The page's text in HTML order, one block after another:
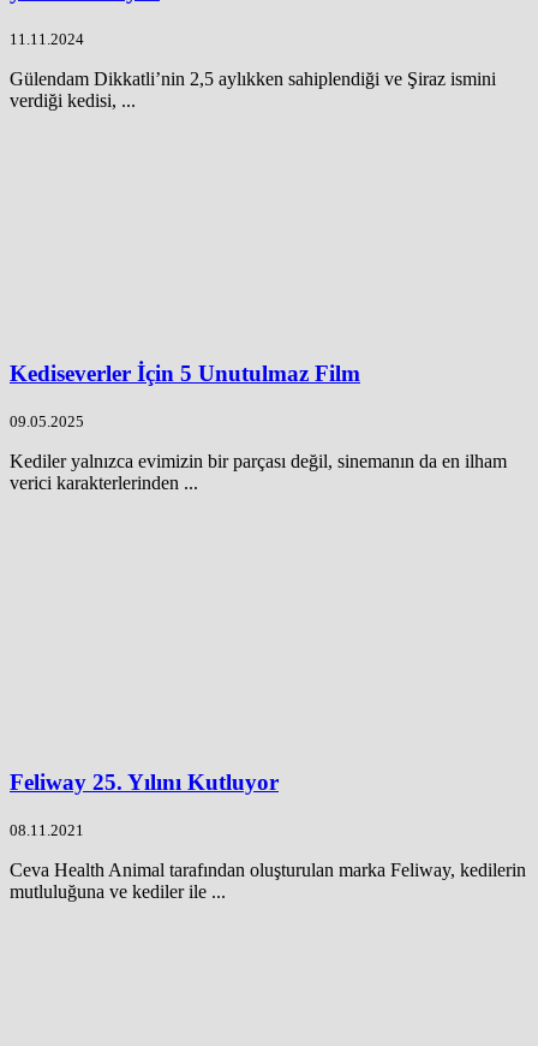
11.11.2024
Gülendam Dikkatli’nin 2,5 aylıkken sahiplendiği ve Şiraz ismini
verdiği kedisi, ...
Kediseverler İçin 5 Unutulmaz Film
09.05.2025
Kediler yalnızca evimizin bir parçası değil, sinemanın da en ilham
verici karakterlerinden ...
Feliway 25. Yılını Kutluyor
08.11.2021
Ceva Health Animal tarafından oluşturulan marka Feliway, kedilerin
mutluluğuna ve kediler ile ...